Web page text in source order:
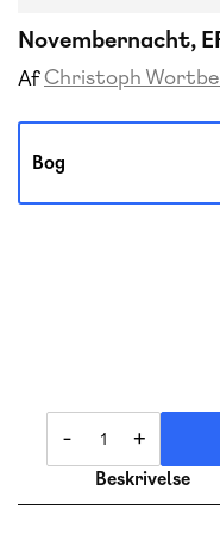
Novembernacht,
AfChristoph
Bog
- +
Beskrivelse